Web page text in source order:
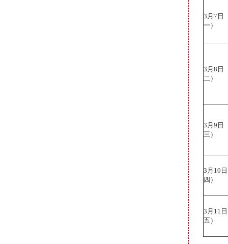
3月7
一）
3月8
二）
3月9
三）
3月10
四）
3月11
五）